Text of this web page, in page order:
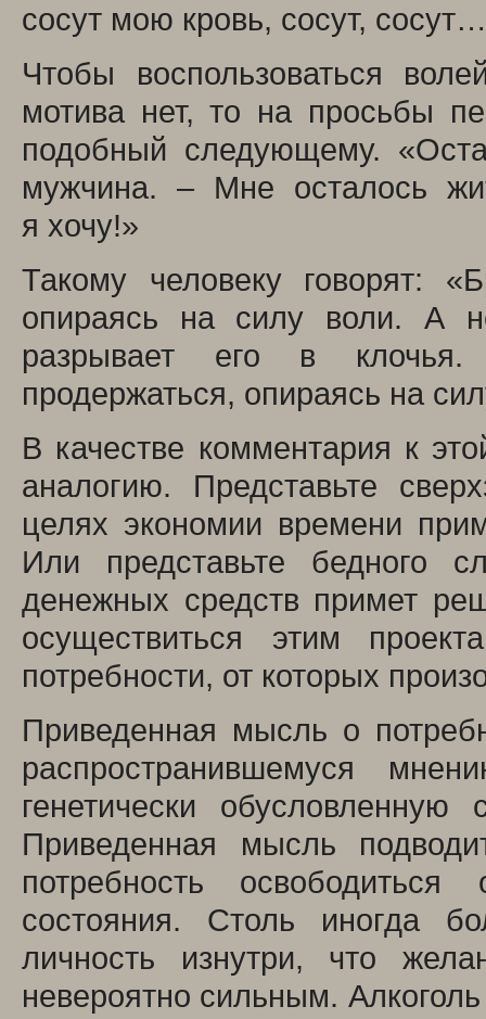
сосут мою кровь, сосут,
Чтобы воспользоваться
мотива нет, то на просьбы
подобный следующему.
мужчина. – Мне осталось
я хочу!»
Такому человеку говорят:
опираясь на силу воли. А
разрывает его в
продержаться, опираясь на
В качестве комментария к
аналогию. Представьте
целях экономии времени
Или представьте бедного
денежных средств примет
осуществиться этим
потребности, от которых
Приведенная мысль о
распространившемуся
генетически обусловленную
Приведенная мысль
потребность освободиться
состояния. Столь иногда
личность изнутри, что
невероятно сильным.